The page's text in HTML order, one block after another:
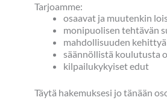
Tarjoamme:
osaavat ja muutenkin
monipuolisen tehtävän
mahdollisuuden kehittyä
säännöllistä koulutusta
kilpailukykyiset edut
Täytä hakemuksesi jo tänään